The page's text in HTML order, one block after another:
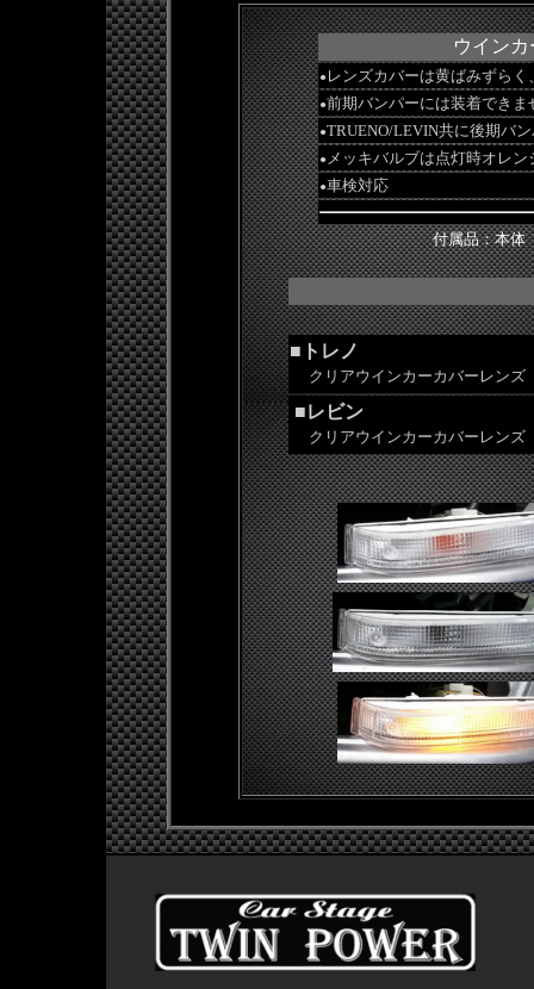
ウイン
● レンズカバーは黄ばみずら
●前期バンパーには装着できま
●TRUENO/LEVIN共に後期バ
● メッキバルブは点灯時オレン
●車検対応
付属品：本体
■ トレノ
クリアウインカーカバーレンズ
■レビン
クリアウインカーカバーレンズ